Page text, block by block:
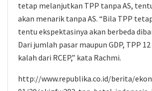
tetap melanjutkan TPP tanpa AS,
akan menarik tanpa AS. “Bila TPP
tentu ekspektasinya akan berbeda
Dari jumlah pasar maupun GDP, TPP
kalah dari RCEP,” kata Rachmi.
http://www.republika.co.id/berita/